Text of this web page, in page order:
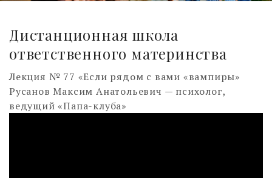
Дистанционная школа
ответственного материнства
Лекция № 77 «Если рядом с вами «вампиры»
Русанов Максим Анатольевич — психолог,
ведущий «Папа-клуба»